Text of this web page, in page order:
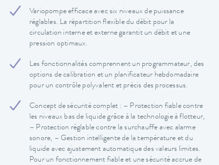
Variopompe efficace avec six niveaux de puissance
réglables. La répartition flexible du débit pour la
circulation interne et externe garantit un débit et une
pression optimaux.
Les fonctionnalités comprennent un programmateur, des
options de calibration et un planificateur hebdomadaire
pour un contrôle polyvalent et précis des processus.
Concept de sécurité complet : – Protection fiable contre
les niveaux bas de liquide grâce à la technologie à flotteur,
– Protection réglable contre la surchauffe avec alarme
sonore, – Gestion intelligente de la température et du
liquide avec ajustement automatique des valeurs limites.
Pour un fonctionnement fiable et une sécurité accrue de